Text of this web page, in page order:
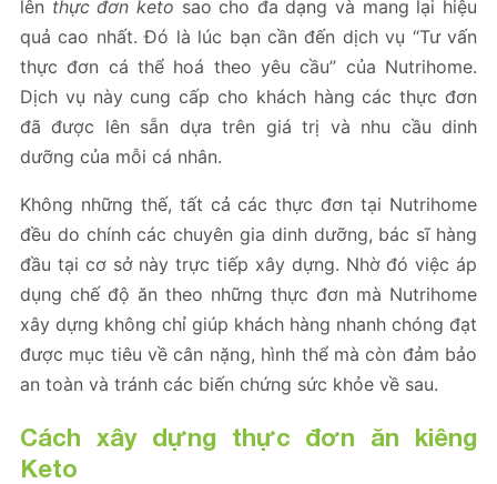
lên thực đơn keto sao cho đa dạng và mang lại hiệu
quả cao nhất. Đó là lúc bạn cần đến dịch vụ “Tư vấn
thực đơn cá thể hoá theo yêu cầu” của Nutrihome.
Dịch vụ này cung cấp cho khách hàng các thực đơn
đã được lên sẵn dựa trên giá trị và nhu cầu dinh
dưỡng của mỗi cá nhân.
Không những thế, tất cả các thực đơn tại Nutrihome
đều do chính các chuyên gia dinh dưỡng, bác sĩ hàng
đầu tại cơ sở này trực tiếp xây dựng. Nhờ đó việc áp
dụng chế độ ăn theo những thực đơn mà Nutrihome
xây dựng không chỉ giúp khách hàng nhanh chóng đạt
được mục tiêu về cân nặng, hình thể mà còn đảm bảo
an toàn và tránh các biến chứng sức khỏe về sau.
Cách xây dựng thực đơn ăn kiêng
Keto